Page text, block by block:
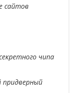
сайтов
чипа
придверный